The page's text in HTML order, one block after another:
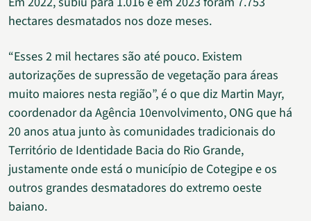
hectares desmatados nos doze meses.
“Esses 2 mil hectares são até pouco. Existem
autorizações de supressão de vegetação para áreas
muito maiores nesta região”, é o que diz Martin Mayr,
coordenador da Agência 10envolvimento, ONG que há
20 anos atua junto às comunidades tradicionais do
Território de Identidade Bacia do Rio Grande,
justamente onde está o município de Cotegipe e os
outros grandes desmatadores do extremo oeste
baiano.